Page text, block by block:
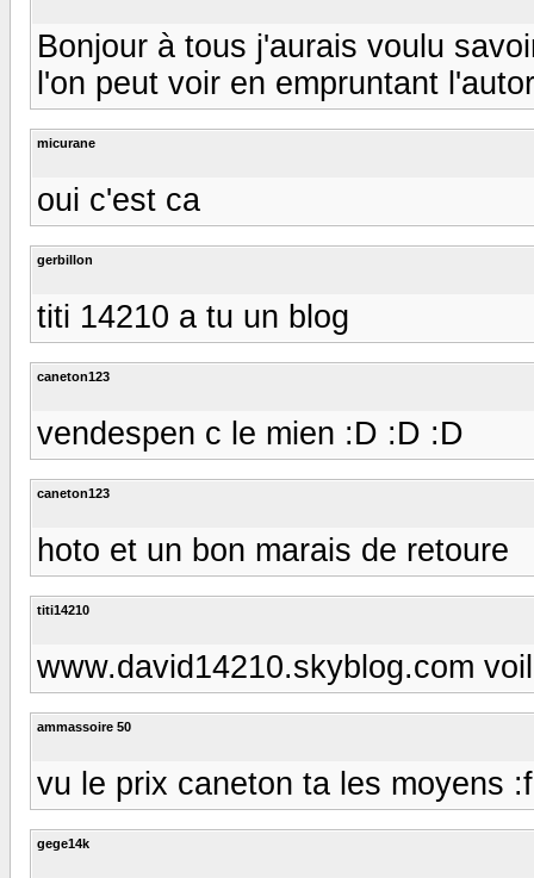
Bonjour à tous j'aurais voulu
l'on peut voir en empruntant
micurane
oui c'est ca
gerbillon
titi 14210 a tu un blog
caneton123
vendespen c le mien :D :D :D
caneton123
hoto et un bon marais de retoure
titi14210
www.david14210.skyblog.com
ammassoire 50
vu le prix caneton ta les moyens
gege14k